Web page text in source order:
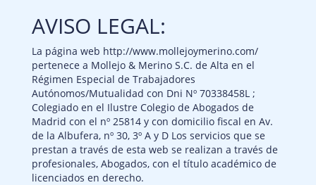
AVISO LEGAL:
La página web http://www.mollejoymerino.com/
pertenece a Mollejo & Merino S.C. de Alta en el
Régimen Especial de Trabajadores
Autónomos/Mutualidad con Dni Nº 70338458L ;
Colegiado en el Ilustre Colegio de Abogados de
Madrid con el nº 25814 y con domicilio fiscal en Av.
de la Albufera, nº 30, 3º A y D Los servicios que se
prestan a través de esta web se realizan a través de
profesionales, Abogados, con el título académico de
licenciados en derecho.